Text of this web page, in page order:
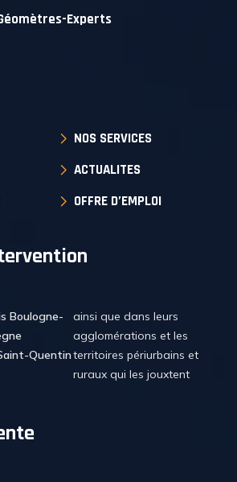
Experts
NOS SERVICES
ACTUALITES
OFFRE D’EMPLOI
Boulogne-
Quentin
ainsi que dans leurs
agglomérations et les
territoires périurbains et
ruraux qui les jouxtent